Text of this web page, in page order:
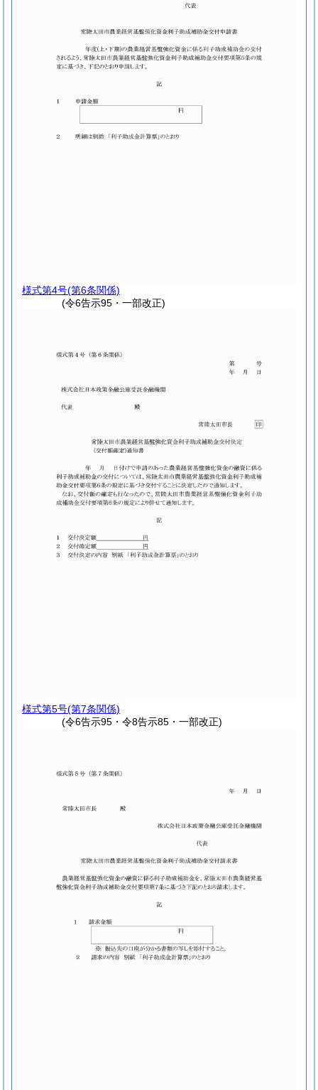
様式第4号(第6条関係)
(令6告示95・一部改正)
様式第5号(第7条関係)
(令6告示95・令8告示85・一部改正)